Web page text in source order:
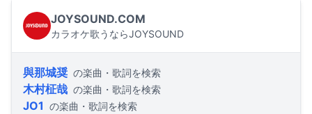
JOYSOUND.COM
カラオケ歌うならJOYSOUND
與那城奨 の楽曲・歌詞を検索
木村柾哉 の楽曲・歌詞を検索
JO1 の楽曲・歌詞を検索